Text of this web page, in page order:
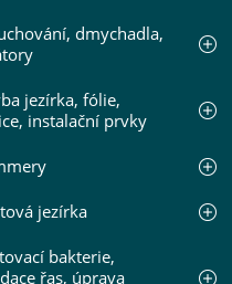
dmychadla,
jezírka, fólie,
instalační prvky
jezírka
bakterie,
řas, úprava